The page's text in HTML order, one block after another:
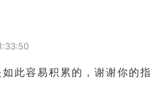
如此容易积累的，谢谢你的指